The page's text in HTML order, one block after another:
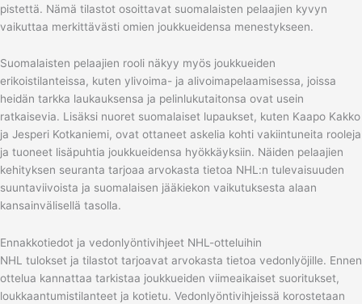
pistettä. Nämä tilastot osoittavat suomalaisten pelaajien kyvyn
vaikuttaa merkittävästi omien joukkueidensa menestykseen.
Suomalaisten pelaajien rooli näkyy myös joukkueiden
erikoistilanteissa, kuten ylivoima- ja alivoimapelaamisessa, joissa
heidän tarkka laukauksensa ja pelinlukutaitonsa ovat usein
ratkaisevia. Lisäksi nuoret suomalaiset lupaukset, kuten Kaapo Kakko
ja Jesperi Kotkaniemi, ovat ottaneet askelia kohti vakiintuneita rooleja
ja tuoneet lisäpuhtia joukkueidensa hyökkäyksiin. Näiden pelaajien
kehityksen seuranta tarjoaa arvokasta tietoa NHL:n tulevaisuuden
suuntaviivoista ja suomalaisen jääkiekon vaikutuksesta alaan
kansainvälisellä tasolla.
Ennakkotiedot ja vedonlyöntivihjeet NHL-otteluihin
NHL tulokset ja tilastot tarjoavat arvokasta tietoa vedonlyöjille. Ennen
ottelua kannattaa tarkistaa joukkueiden viimeaikaiset suoritukset,
loukkaantumistilanteet ja kotietu. Vedonlyöntivihjeissä korostetaan